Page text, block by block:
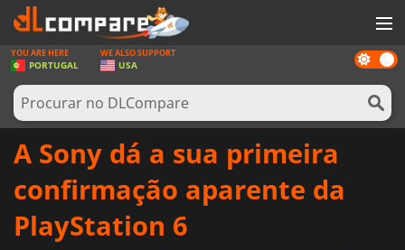
JOGOS
GAME CARDS
SOFTWARE
NOTÍCIAS
Dark
mode
YOU ARE HERE
PORTUGAL
WE ALSO SUPPORT
USA
A Sony dá a sua primeira
confirmação aparente da
PlayStation 6